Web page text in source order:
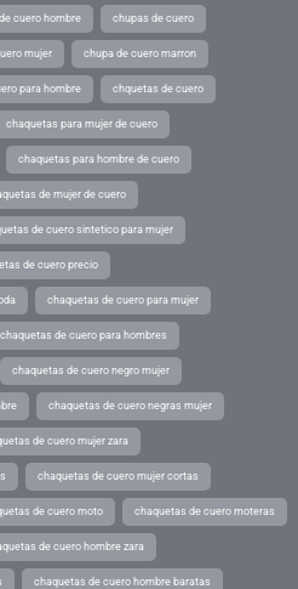
cuero hombre chupas de cuero
mujer chupa de cuero marron
para hombre chquetas de cuero
chaquetas para mujer de cuero
chaquetas para hombre de cuero
de mujer de cuero
de cuero sintetico para mujer
de cuero precio
chaquetas de cuero para mujer
chaquetas de cuero para hombres
chaquetas de cuero negro mujer
chaquetas de cuero negras mujer
de cuero mujer zara
chaquetas de cuero mujer cortas
de cuero moto chaquetas de cuero moteras
de cuero hombre zara
chaquetas de cuero hombre baratas